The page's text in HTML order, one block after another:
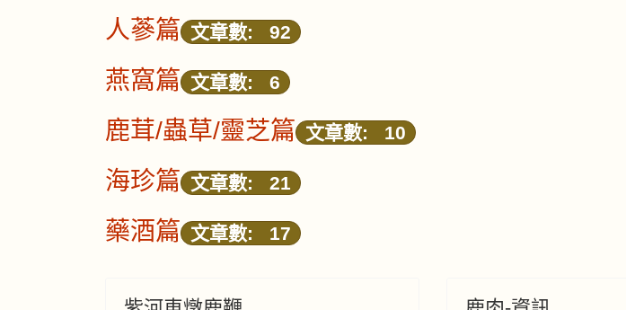
人蔘篇 文章數: 92
燕窩篇 文章數: 6
鹿茸/蟲草/靈芝篇 文章數: 10
海珍篇 文章數: 21
藥酒篇 文章數: 17